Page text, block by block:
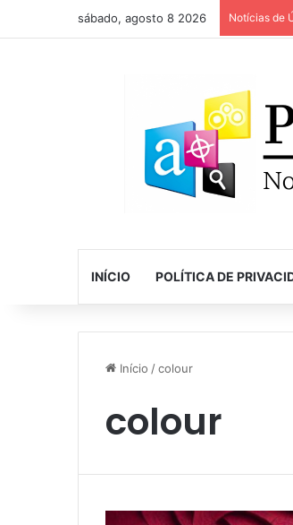
sábado, agosto 8 2026 Notícias de
INÍCIO POLÍTICA DE
Início /colour
colour